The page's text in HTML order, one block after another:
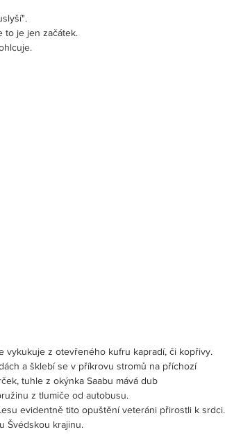
to je jen začátek.
vykukuje z otevřeného kufru kapradí, či kopřivy.
a šklebí se v příkrovu stromů na příchozí
tuhle z okýnka Saabu mává dub
z tlumiče od autobusu.
evidentně tito opuštění veteráni přirostli k srdci.
Švédskou krajinu.